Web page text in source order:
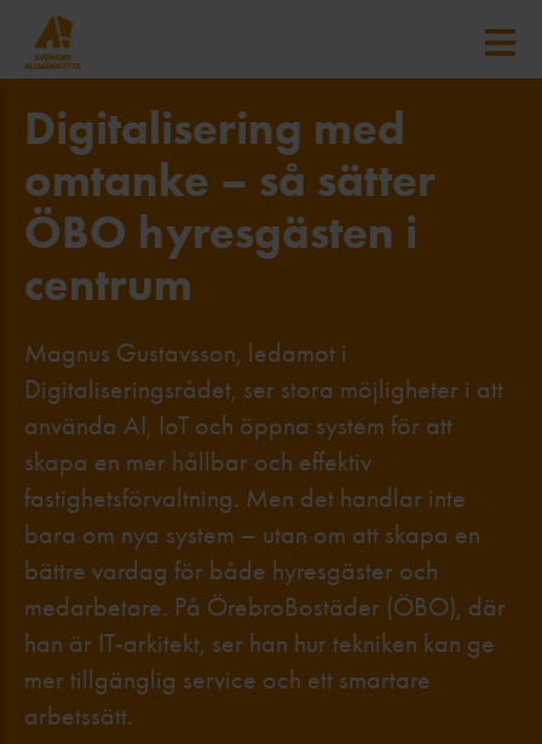
Digitalisering med
omtanke – så sätter
ÖBO hyresgästen i
centrum
Magnus Gustavsson, ledamot i
Digitaliseringsrådet, ser stora möjligheter i att
använda AI, IoT och öppna system för att
skapa en mer hållbar och effektiv
fastighetsförvaltning. Men det handlar inte
bara om nya system – utan om att skapa en
bättre vardag för både hyresgäster och
medarbetare. På ÖrebroBostäder (ÖBO), där
han är IT-arkitekt, ser han hur tekniken kan ge
mer tillgänglig service och ett smartare
arbetssätt.